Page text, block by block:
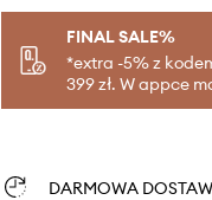
FINAL SALE%
*extra -5% z
399 zł. W appce
DARMOWA